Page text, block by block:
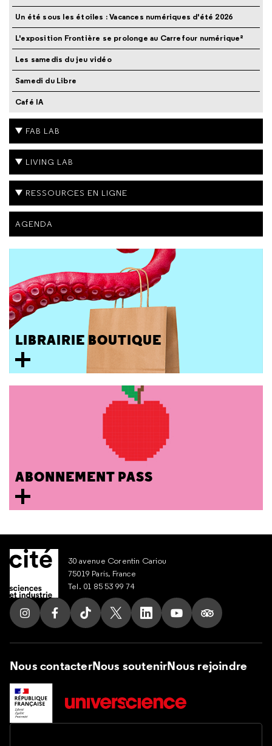
Un été sous les étoiles : Vacances numériques d'été 2026
L'exposition Frontière se prolonge au Carrefour numérique²
Les samedis du jeu vidéo
Samedi du Libre
Café IA
FAB LAB
LIVING LAB
RESSOURCES EN LIGNE
AGENDA
LIBRAIRIE BOUTIQUE
ABONNEMENT PASS
30 avenue Corentin Cariou
75019 Paris, France
Tel. 01 85 53 99 74
Suivez nous sur Instagram
Suivez nous sur Facebook
Suivez nous sur Tik Tok
Suivez nous sur X
Suivez nous sur LinkedIn
Suivez nous sur
Suivez nous
Nous contacterNous soutenirNous rejoindre